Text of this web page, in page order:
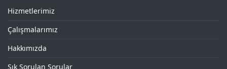
Hizmetlerimiz
Çalışmalarımız
Hakkımızda
Sık Sorulan Sorular